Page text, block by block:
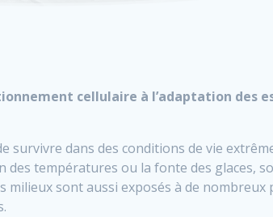
cellulaire à l’adaptation des
dans des conditions de vie
températures ou la fonte des glaces,
milieux sont aussi exposés à de nombreux